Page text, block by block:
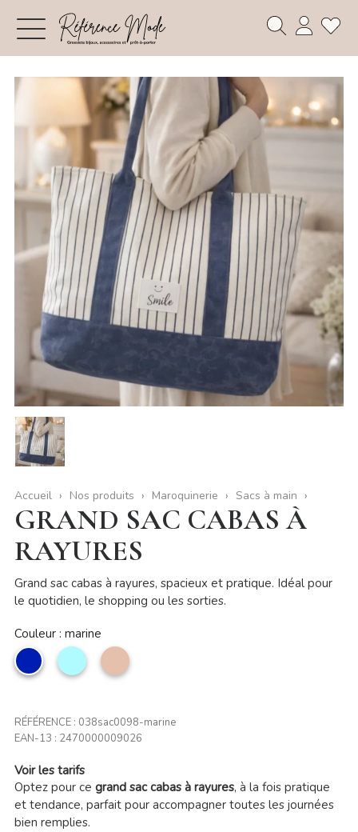
Accueil Nos produits Maroquinerie Sacs à main
GRAND SAC CABAS À
RAYURES
Grand sac cabas à rayures, spacieux et pratique. Idéal pour
le quotidien, le shopping ou les sorties.
Couleur : marine
marine
Bleu
ciel
Taupe
clair
RÉFÉRENCE : 038sac0098-marine
EAN-13 : 2470000009026
Voir les tarifs
Optez pour ce grand sac cabas à rayures, à la fois pratique
et tendance, parfait pour accompagner toutes les journées
bien remplies.